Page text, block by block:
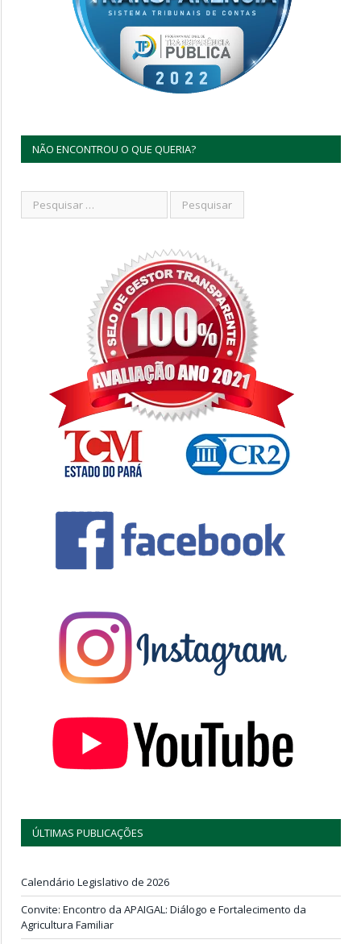
NÃO ENCONTROU O QUE QUERIA?
ÚLTIMAS PUBLICAÇÕES
Calendário Legislativo de 2026
Convite: Encontro da APAIGAL: Diálogo e Fortalecimento da
Agricultura Familiar